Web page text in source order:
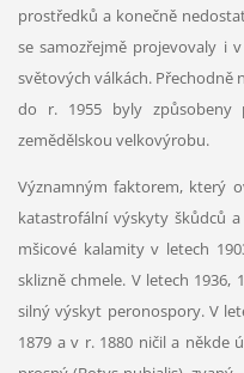
prostředků a konečně
se samozřejmě projevovaly i
světových válkách. Přechodně
do r. 1955 byly způsobeny
zemědělskou velkovýrobu.
Významným faktorem, který
katastrofální výskyty škůdců
mšicové kalamity v letech
sklizně chmele. V letech 1936,
silný výskyt peronospory. V
1879 a v r. 1880 ničil a někde